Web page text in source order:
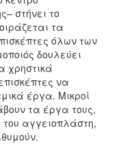
στήνει το
τα
όλων των
δουλεύει
χρηστικά
να
έργα. Μικροί
τα έργα τους,
αγγειοπλάστη,